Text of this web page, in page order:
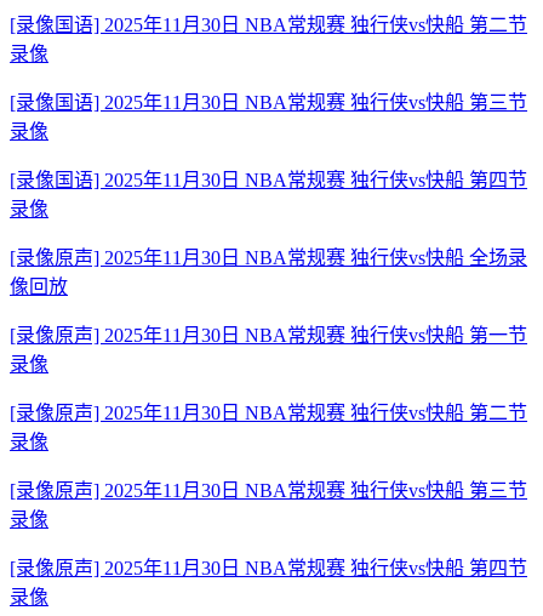
[录像国语] 2025年11月30日 NBA常规赛 独行侠vs快船 第二节
录像
[录像国语] 2025年11月30日 NBA常规赛 独行侠vs快船 第三节
录像
[录像国语] 2025年11月30日 NBA常规赛 独行侠vs快船 第四节
录像
[录像原声] 2025年11月30日 NBA常规赛 独行侠vs快船 全场录
像回放
[录像原声] 2025年11月30日 NBA常规赛 独行侠vs快船 第一节
录像
[录像原声] 2025年11月30日 NBA常规赛 独行侠vs快船 第二节
录像
[录像原声] 2025年11月30日 NBA常规赛 独行侠vs快船 第三节
录像
[录像原声] 2025年11月30日 NBA常规赛 独行侠vs快船 第四节
录像